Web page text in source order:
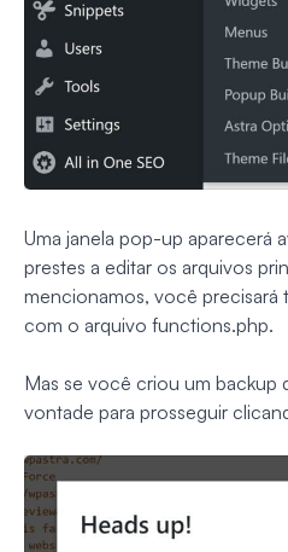
Uma janela pop-up aparecerá
prestes a editar os arquivos
mencionamos, você precisará
com o arquivo functions.php.
Mas se você criou um backup
vontade para prosseguir